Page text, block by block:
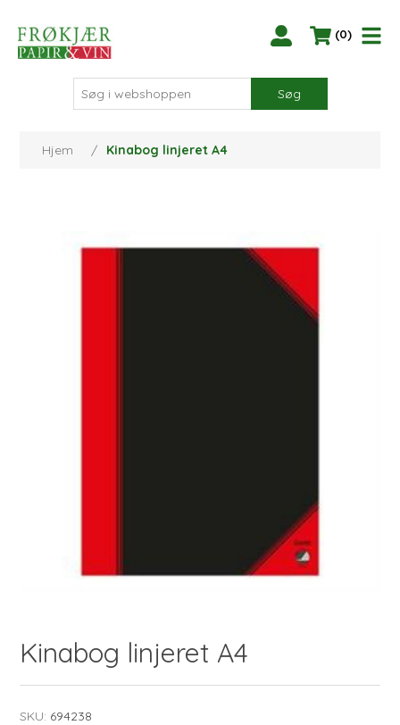
(0)
Søg
Hjem / Kinabog linjeret A4
Kinabog linjeret A4
SKU: 694238